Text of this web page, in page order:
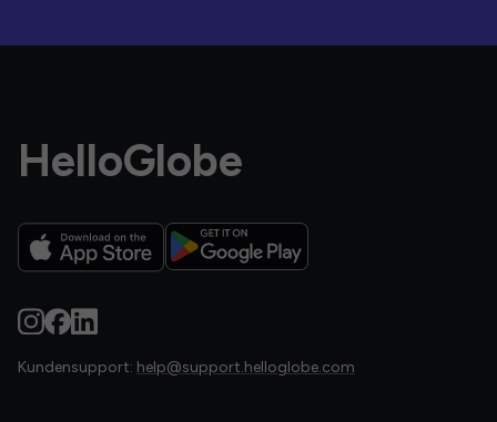
HelloGlobe
Kundensupport: help@support.helloglobe.com